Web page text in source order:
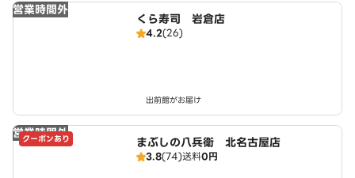
営業時間外
くら寿司 岩倉店
4.2(26)
出前館がお届け
営業時間外
クーポンあり まぶしの八兵衛 北名古屋店
3.8(74)送料0円